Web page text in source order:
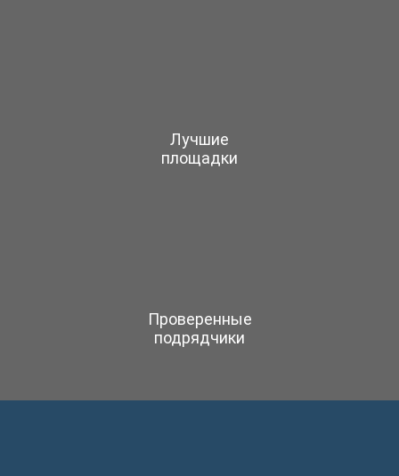
Лучшие
площадки
Проверенные
подрядчики